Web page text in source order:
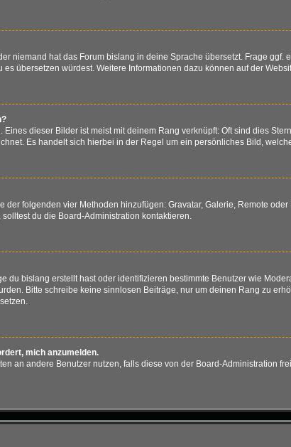
niemand hat das Forum bislang in deine Sprache übersetzt. Frage ggf.
übersetzen würdest. Weitere Informationen dazu können auf der
dieser Bilder ist meist mit deinem Rang verknüpft: Oft sind dies
Es handelt sich hierbei in der Regel um ein persönliches Bild,
der folgenden vier Methoden hinzufügen: Gravatar, Galerie, Remote
du die Board-Administration kontaktieren.
du bislang erstellt hast oder identifizieren bestimmte Benutzer wie
Bitte schreibe keine sinnlosen Beiträge, nur um deinen Rang zu
mich anzumelden.
an andere Benutzer nutzen, falls diese von der Board-Administration